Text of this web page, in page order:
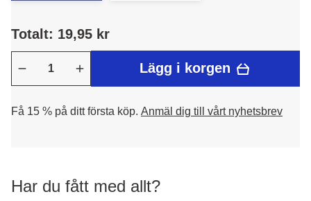
Totalt: 19,95 kr
Lägg i korgen
Få 15 % på ditt första köp. Anmäl dig till vårt nyhetsbrev
Har du fått med allt?